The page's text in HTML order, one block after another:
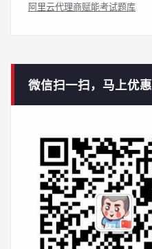
阿里云代理商赋能考试题库
微信扫一扫，马上优惠